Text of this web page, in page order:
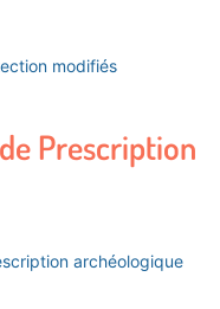
modifiés
Prescription
archéologique